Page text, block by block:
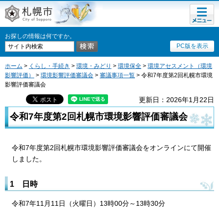
札幌市
お探しの情報は何ですか。
PC版を表示
メニュ
ー
ホーム > くらし・手続き > 環境・みどり > 環境保全 > 環境アセスメント（環境
影響評価）
> 環境影響評価審議会 > 審議事項一覧 > 令和7年度第2回札幌市環境
影響評価審議会
更新日：2026年1月22日
令和7年度第2回札幌市環境影響評価審議会
令和7年度第2回札幌市環境影響評価審議会をオンラインにて開催
しました。
1 日時
令和7年11月11日（火曜日）13時00分～13時30分